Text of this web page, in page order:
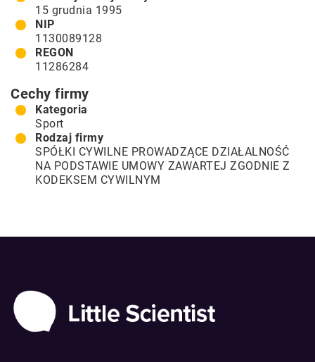
15 grudnia 1995
NIP
1130089128
REGON
11286284
Cechy firmy
Kategoria
Sport
Rodzaj firmy
SPÓŁKI CYWILNE PROWADZĄCE DZIAŁALNOŚĆ
NA PODSTAWIE UMOWY ZAWARTEJ ZGODNIE Z
KODEKSEM CYWILNYM